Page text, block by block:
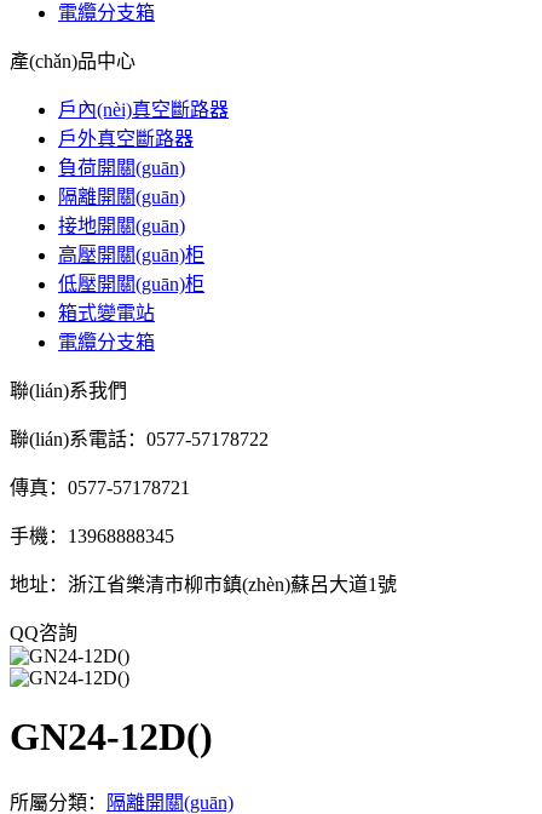
電纜分支箱
產(chǎn)品中心
戶內(nèi)真空斷路器
戶外真空斷路器
負荷開關(guān)
隔離開關(guān)
接地開關(guān)
高壓開關(guān)柜
低壓開關(guān)柜
箱式變電站
電纜分支箱
聯(lián)系我們
聯(lián)系電話：0577-57178722
傳真：0577-57178721
手機：13968888345
地址：浙江省樂清市柳市鎮(zhèn)蘇呂大道1號
QQ咨詢
GN24-12D()
所屬分類： 隔離開關(guān)